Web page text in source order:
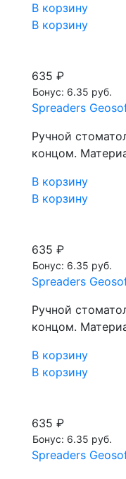
В корзину
В корзину
635 ₽
Бонус: 6.35 руб.
Spreaders
Ручной
концом.
В корзину
В корзину
635 ₽
Бонус: 6.35 руб.
Spreaders
Ручной
концом.
В корзину
В корзину
635 ₽
Бонус: 6.35 руб.
Spreaders